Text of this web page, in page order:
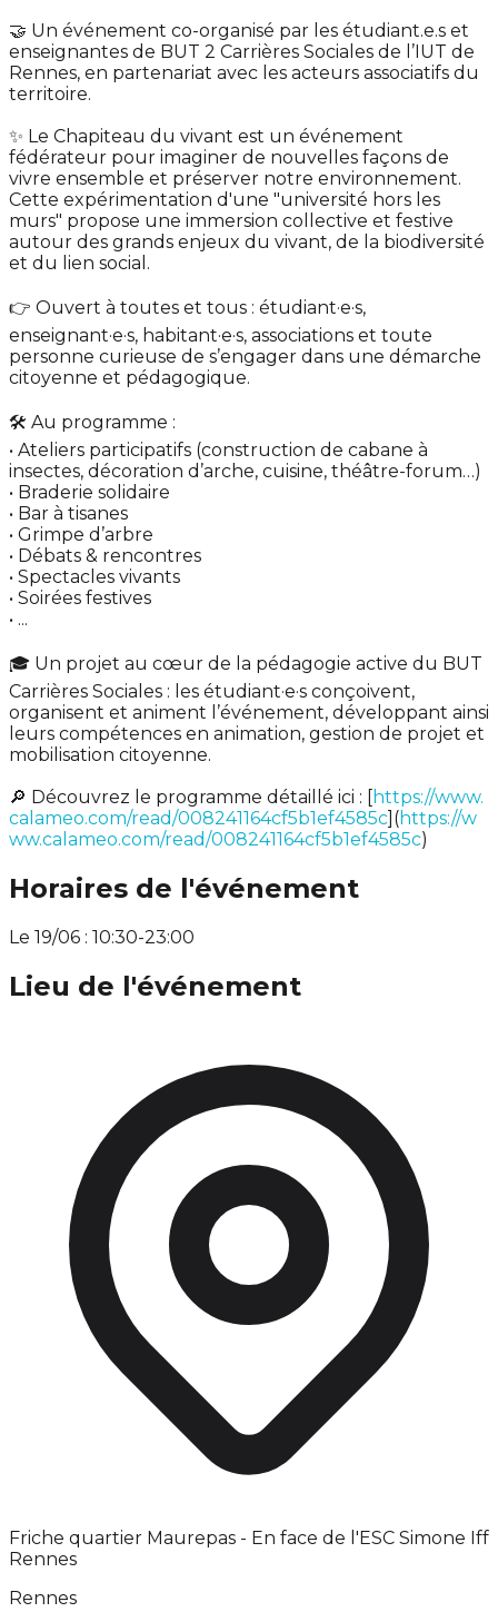
🤝 Un événement co-organisé par les étudiant.e.s et
enseignantes de BUT 2 Carrières Sociales de l’IUT de
Rennes, en partenariat avec les acteurs associatifs du
territoire.
✨ Le Chapiteau du vivant est un événement
fédérateur pour imaginer de nouvelles façons de
vivre ensemble et préserver notre environnement.
Cette expérimentation d'une "université hors les
murs" propose une immersion collective et festive
autour des grands enjeux du vivant, de la biodiversité
et du lien social.
👉 Ouvert à toutes et tous : étudiant·e·s,
enseignant·e·s, habitant·e·s, associations et toute
personne curieuse de s’engager dans une démarche
citoyenne et pédagogique.
🛠️ Au programme :
• Ateliers participatifs (construction de cabane à
insectes, décoration d’arche, cuisine, théâtre-forum…)
• Braderie solidaire
• Bar à tisanes
• Grimpe d’arbre
• Débats & rencontres
• Spectacles vivants
• Soirées festives
• ...
🎓 Un projet au cœur de la pédagogie active du BUT
Carrières Sociales : les étudiant·e·s conçoivent,
organisent et animent l’événement, développant ainsi
leurs compétences en animation, gestion de projet et
mobilisation citoyenne.
🔎 Découvrez le programme détaillé ici : [https://www.
calameo.com/read/008241164cf5b1ef4585c](https://w
ww.calameo.com/read/008241164cf5b1ef4585c)
Horaires de l'événement
Le 19/06 : 10:30-23:00
Lieu de l'événement
Friche quartier Maurepas - En face de l'ESC Simone Iff
Rennes
Rennes